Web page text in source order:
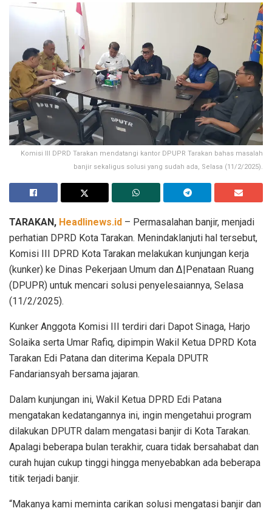
Komisi III DPRD Tarakan mendatangi kantor DPUPR Tarakan bahas masalah
banjir sekaligus solusi yang sudah ada, Selasa (11/2/2025).
TARAKAN, Headlinews.id – Permasalahan banjir, menjadi
perhatian DPRD Kota Tarakan. Menindaklanjuti hal tersebut,
Komisi III DPRD Kota Tarakan melakukan kunjungan kerja
(kunker) ke Dinas Pekerjaan Umum dan ∆|Penataan Ruang
(DPUPR) untuk mencari solusi penyelesaiannya, Selasa
(11/2/2025).
Kunker Anggota Komisi III terdiri dari Dapot Sinaga, Harjo
Solaika serta Umar Rafiq, dipimpin Wakil Ketua DPRD Kota
Tarakan Edi Patana dan diterima Kepala DPUTR
Fandariansyah bersama jajaran.
Dalam kunjungan ini, Wakil Ketua DPRD Edi Patana
mengatakan kedatangannya ini, ingin mengetahui program
dilakukan DPUTR dalam mengatasi banjir di Kota Tarakan.
Apalagi beberapa bulan terakhir, cuara tidak bersahabat dan
curah hujan cukup tinggi hingga menyebabkan ada beberapa
titik terjadi banjir.
“Makanya kami meminta carikan solusi mengatasi banjir dan